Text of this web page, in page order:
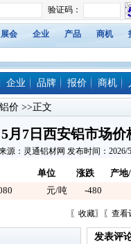
展会 企业 产品 商机
企业 品牌 报价 商机
价 >>正文
5月7日西安铝市场价
源：灵通铝材网 发布时间：2026/
单位 涨跌
产地
元/吨 -480
〖 收藏〗〖 查看
发表评